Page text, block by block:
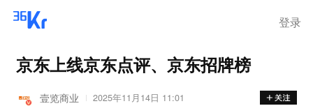
登录
京东上线京东点评、京东招牌榜
壹览商业 2025年11月14日 11:01